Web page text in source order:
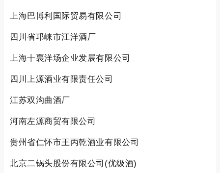
上海巴博利国际贸易有限公司
四川省邛崃市江洋酒厂
上海十裏洋场企业发展有限公司
四川上源酒业有限责任公司
江苏双沟曲酒厂
河南左源商贸有限公司
贵州省仁怀市王丙乾酒业有限公司
北京二锅头股份有限公司(优级酒)